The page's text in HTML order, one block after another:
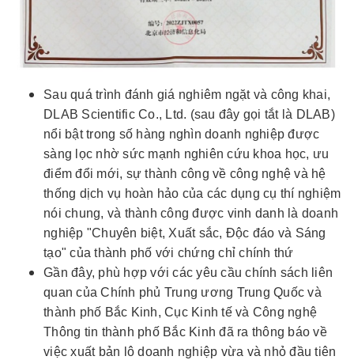
Sau quá trình đánh giá nghiêm ngặt và công khai,
DLAB Scientific Co., Ltd. (sau đây gọi tắt là DLAB)
nổi bật trong số hàng nghìn doanh nghiệp được
sàng lọc nhờ sức mạnh nghiên cứu khoa học, ưu
điểm đổi mới, sự thành công về công nghệ và hệ
thống dịch vụ hoàn hảo của các dụng cụ thí nghiệm
nói chung, và thành công được vinh danh là doanh
nghiệp "Chuyên biệt, Xuất sắc, Độc đáo và Sáng
tạo" của thành phố với chứng chỉ chính thứ
Gần đây, phù hợp với các yêu cầu chính sách liên
quan của Chính phủ Trung ương Trung Quốc và
thành phố Bắc Kinh, Cục Kinh tế và Công nghệ
Thông tin thành phố Bắc Kinh đã ra thông báo về
việc xuất bản lô doanh nghiệp vừa và nhỏ đầu tiên